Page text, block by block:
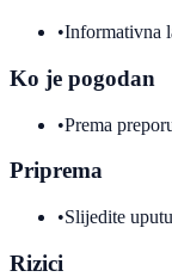
•Informativna
Ko je pogodan
•Prema
Priprema
•Slijedite
Rizici